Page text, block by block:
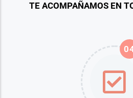
TE ACOMPAÑAMOS EN